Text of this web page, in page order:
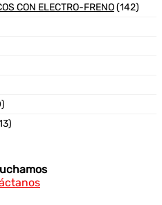
CON ELECTRO-FRENO(142)